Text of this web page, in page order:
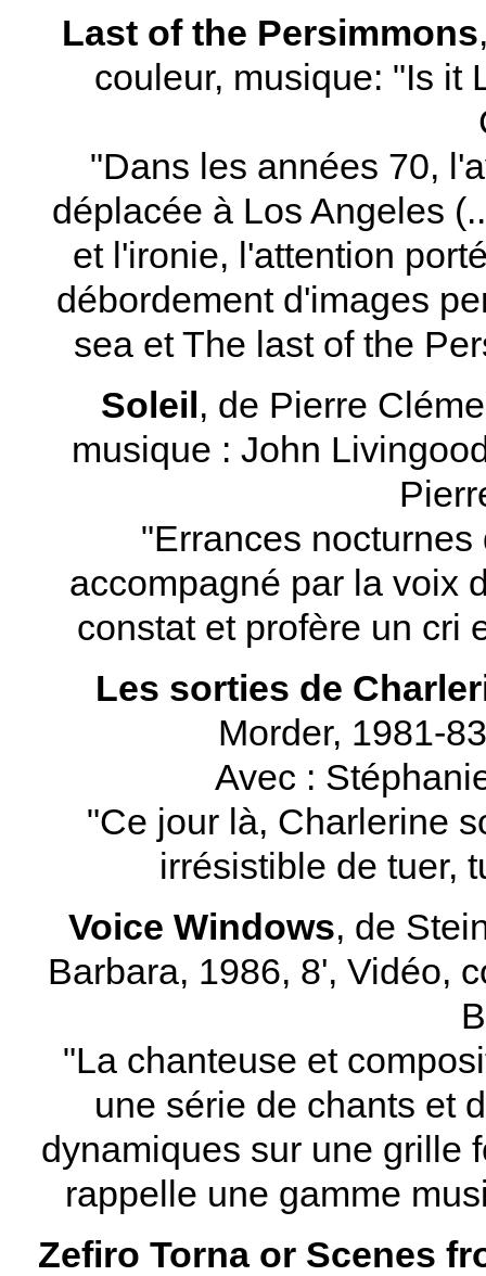
Last of the Persimmons
couleur, musique: "Is it
"Dans les années 70,
déplacée à Los Angeles
et l'ironie, l'attention
débordement d'images
sea et The last of the
Soleil, de Pierre
musique : John
"Errances
accompagné par la voix
constat et profère un cri
Les sorties de
Morder, 1981-
Avec :
"Ce jour là, Charlerine
irrésistible de tuer,
Voice Windows, de
Barbara, 1986, 8', Vidéo,
"La chanteuse et
une série de chants et
dynamiques sur une grille
rappelle une gamme
Zefiro Torna or Scenes